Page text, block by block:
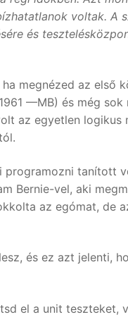
voltak. A
és
megnézed az első
—MB) és még sok
az egyetlen logikus
programozni tanított
Bernie-vel, aki
az egómat, de
és ez azt jelenti,
el a unit teszteket,